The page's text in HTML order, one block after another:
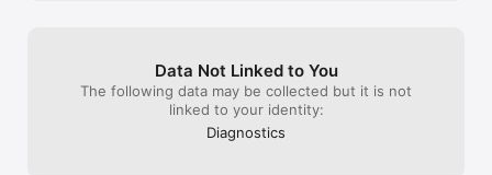
Data Not Linked to You
The following data may be collected but it is not
linked to your identity:
Diagnostics